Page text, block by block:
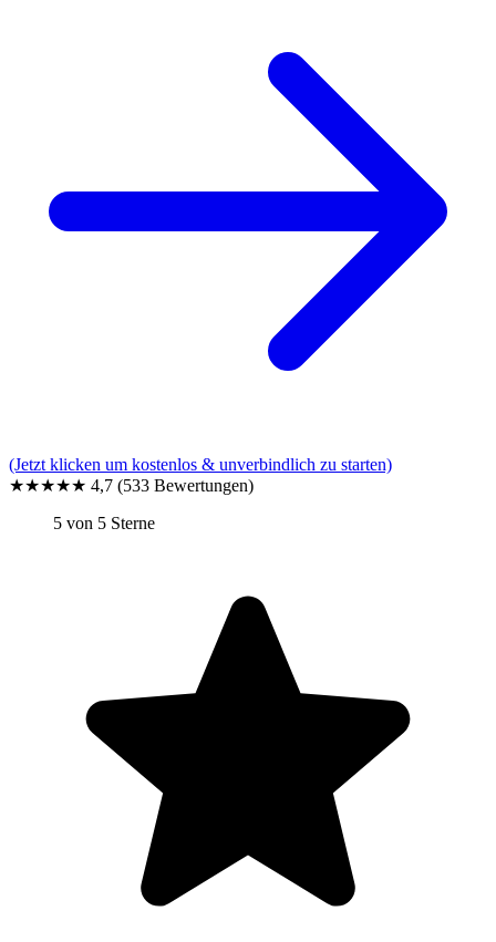
(Jetzt klicken um kostenlos & unverbindlich zu starten)
★★★★★ 4,7 (533 Bewertungen)
5 von 5 Sterne